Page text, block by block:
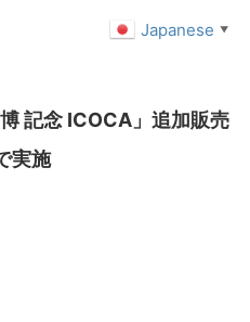
記念 ICOCA」追加販売
実施
Japanese ▼